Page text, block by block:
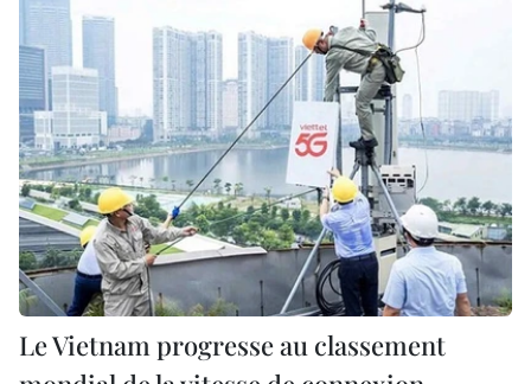
Le Vietnam progresse au classement